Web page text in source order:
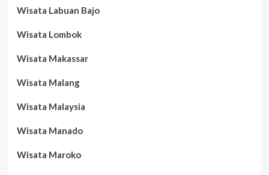
Wisata Labuan Bajo
Wisata Lombok
Wisata Makassar
Wisata Malang
Wisata Malaysia
Wisata Manado
Wisata Maroko